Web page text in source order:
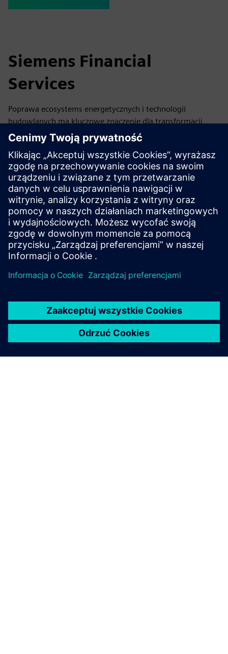
Siemens Financial
Services
Poprawa ecosystems energetycznych i technologii
budowlanych ma kluczowe znaczenie dla transformacji
miast i przemysłu. Siemens łączy w sobie wiedzę
technologiczną i finansową, aby ożywić budynki i miasta. W
Siemens Financial Services rozumiemy złożone decyzje
inwestycyjne stojące za ważnymi technologiami cyfrowymi
— łącząc naszą głęboką wiedzę technologiczną i wiedzę w
zakresie finansowania.
Dowiedz się więcej